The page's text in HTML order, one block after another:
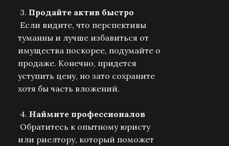
3. Продайте актив быстро
Если видите, что перспективы
туманны и лучше избавиться от
имущества поскорее, подумайте о
продаже. Конечно, придется
уступить цену, но зато сохраните
хотя бы часть вложений.
4. Наймите профессионалов
Обратитесь к опытному юристу
или риелтору, который поможет